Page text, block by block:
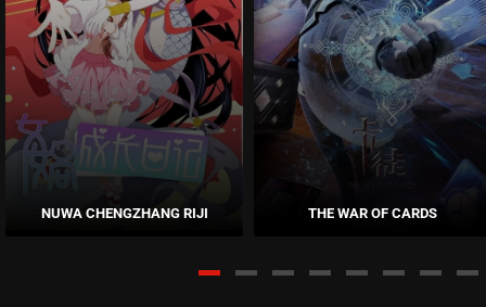
ASSISTIDO
ASSISTIDO
EPISÓDIO 12
maio 07, 2026
EPISÓDIO 11
NUWA CHENGZHANG RIJI THE WAR OF CARDS